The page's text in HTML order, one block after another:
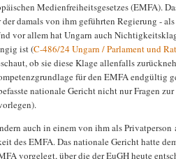
Medienfreiheitsgesetzes (EMFA).
damals von ihm geführten Regierung -
vor allem hat Ungarn auch
ist (C-486/24 Ungarn / Parlament und Rat
ob sie diese Klage allenfalls
für den EMFA endgültig
nationale Gericht nicht nur Fragen
auch in einem von ihm als
des EMFA. Das nationale Gericht hatte
vorgelegt, über die der EuGH heute